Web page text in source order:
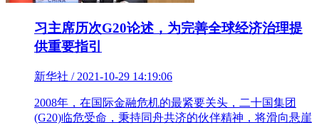
习主席历次G20论述，为完善全球经济治理提
供重要指引
新华社 / 2021-10-29 14:19:06
2008年，在国际金融危机的最紧要关头，二十国集团
(G20)临危受命，秉持同舟共济的伙伴精神，将滑向悬崖